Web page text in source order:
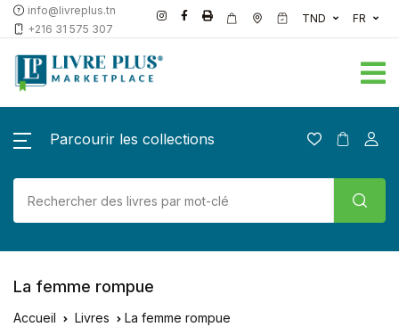
info@livreplus.tn
+216 31 575 307
TND FR
Parcourir les collections
La femme rompue
Accueil Livres La femme rompue